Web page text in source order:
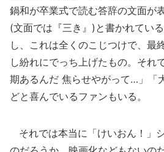
鍋和が卒業式で読む答辞の文面が
(文面では『三き』)と書かれてい
し、これは全くのこじつけで、最
し紛れにでっち上げたもの。それ
期あるんだ 焦らせやがって…」「
どと喜んでいるファンもいる。
それでは本当に「けいおん！」